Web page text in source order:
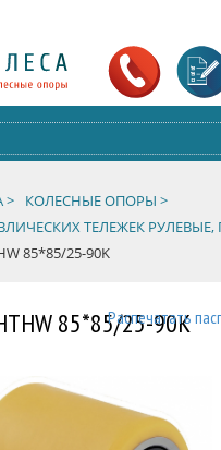
>
КОЛЕСНЫЕ ОПОРЫ >
ТЕЛЕЖЕК
85*85/25-90K
85*85/25-90K
Распечатать